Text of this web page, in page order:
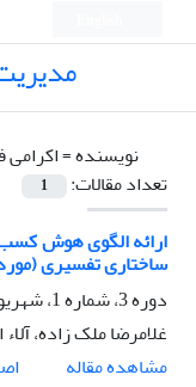
نویسنده =اکرامی
تعداد مقالات:
1
ارائه الگوی هوش
ساختاری تفسیری
دوره 3، شماره 1، شهریور 1396، صفحه
غلامرضا ملک زاده،
مشاهده مقاله